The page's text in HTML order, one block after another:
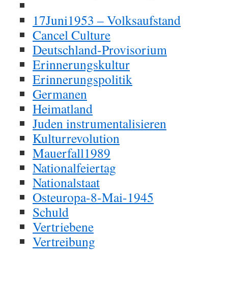
17Juni1953 – Volksaufstand
Cancel Culture
Deutschland-Provisorium
Erinnerungskultur
Erinnerungspolitik
Germanen
Heimatland
Juden instrumentalisieren
Kulturrevolution
Mauerfall1989
Nationalfeiertag
Nationalstaat
Osteuropa-8-Mai-1945
Schuld
Vertriebene
Vertreibung